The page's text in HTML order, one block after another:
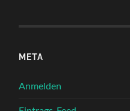
META
Anmelden